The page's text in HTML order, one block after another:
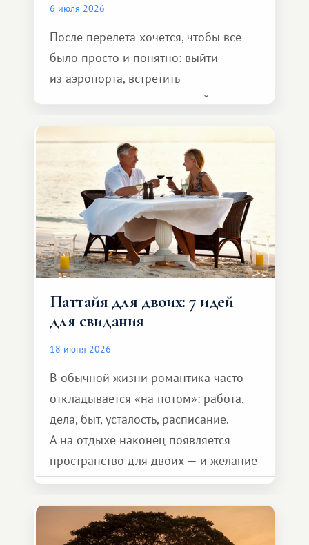
6 июля 2026
После перелета хочется, чтобы все
было просто и понятно: выйти
из аэропорта, встретить
представителя транспортной
и спокойно доехать до курорта.
Паттайя для двоих: 7 идей
для свидания
18 июня 2026
В обычной жизни романтика часто
откладывается «на потом»: работа,
дела, быт, усталость, расписание.
А на отдыхе наконец появляется
пространство для двоих — и желание
сделать для близкого человека что-то
масштабное, но тёплое